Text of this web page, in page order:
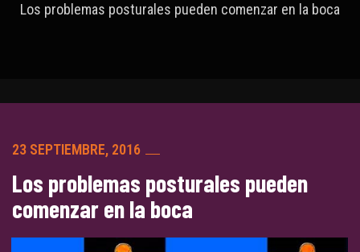
Los problemas posturales pueden comenzar en la boca
23 SEPTIEMBRE, 2016
Los problemas posturales pueden
comenzar en la boca